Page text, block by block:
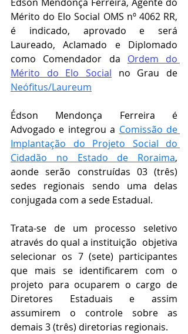
Mérito do Elo Social OMS nº 4062 RR,
é indicado, aprovado e será
Laureado, Aclamado e Diplomado
como Comendador da Ordem do
Mérito do Elo Social
Neófitus/Laureum
Édson Mendonça Ferreira é
Advogado e integrou a Comissão de
Implantação do Projeto Social do
Cidadão no Estado de Roraima,
aonde serão construídas 03 (três)
sedes regionais sendo uma delas
conjugada com a sede Estadual.
Trata-se de um processo seletivo
através do qual a instituição  objetiva
selecionar os 7 (sete) participantes
que mais se identificarem com o
projeto para ocuparem o cargo de
Diretores Estaduais e assim
assumirem o controle sobre as
demais 3 (três) diretorias regionais.